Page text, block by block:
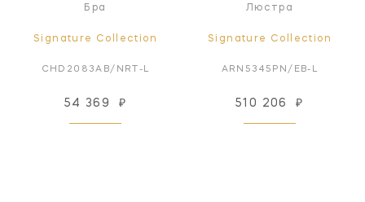
Бра
Signature Collection
CHD2083AB/NRT-L
54 369 ₽
Люстра
Signature Collection
ARN5345PN/EB-L
510 206 ₽